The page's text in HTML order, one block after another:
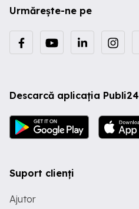
Urmărește-ne pe
Descarcă aplicația Publi24
Suport clienți
Ajutor